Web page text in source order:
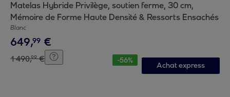
Matelas Hybride Privilège, soutien ferme, 30 cm,
Mémoire de Forme Haute Densité & Ressorts Ensachés
Blanc
649,99 €
1490,99 € -56%
Achat express